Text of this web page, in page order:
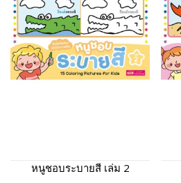
หนูชอบระบายสี เล่ม 2